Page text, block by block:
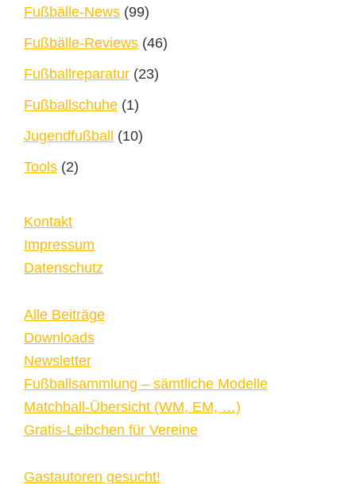
Fußbälle-News (99)
Fußbälle-Reviews (46)
Fußballreparatur (23)
Fußballschuhe (1)
Jugendfußball (10)
Tools (2)
Kontakt
Impressum
Datenschutz
Alle Beiträge
Downloads
Newsletter
Fußballsammlung – sämtliche Modelle
Matchball-Übersicht (WM, EM, …)
Gratis-Leibchen für Vereine
Gastautoren gesucht!